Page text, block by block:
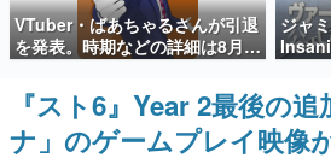
新世代に訊く
これからのデジタルゲーム市
の姿を追い、彼らのルーツと
ゲーム世代の作家たち
ゲームに多大な影響を受け
日本のコンテンツ産業やカル
VTuber・ばあちゃるさんが引退
を発表。時期などの詳細は8月9
日15時からの配信で説明
ジャ
「
幕付
「
9年ぶ
『スト6』Year 2最後の
ナ」のゲームプレイ映像